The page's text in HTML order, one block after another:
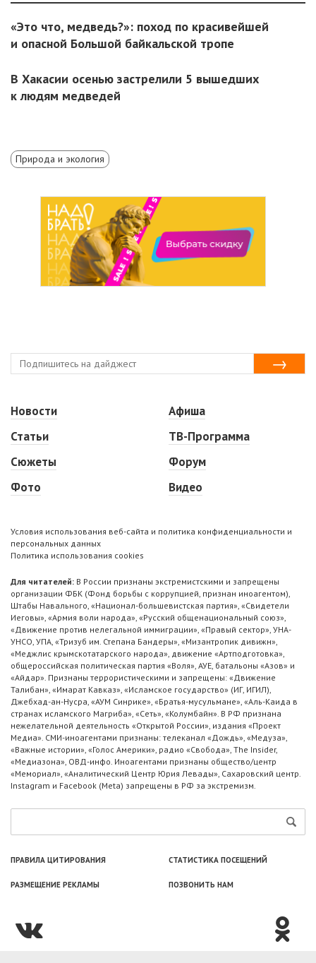
«Это что, медведь?»: поход по красивейшей
и опасной Большой байкальской тропе
В Хакасии осенью застрелили 5 вышедших
к людям медведей
Природа и экология
Новости
Статьи
Сюжеты
Фото
Афиша
ТВ-Программа
Форум
Видео
Условия использования веб-сайта и политика конфиденциальности и
персональных данных
Политика использования cookies
Для читателей: В России признаны экстремистскими и запрещены
организации ФБК (Фонд борьбы с коррупцией, признан иноагентом),
Штабы Навального, «Национал-большевистская партия», «Свидетели
Иеговы», «Армия воли народа», «Русский общенациональный союз»,
«Движение против нелегальной иммиграции», «Правый сектор», УНА-
УНСО, УПА, «Тризуб им. Степана Бандеры», «Мизантропик дивижн»,
«Меджлис крымскотатарского народа», движение «Артподготовка»,
общероссийская политическая партия «Воля», АУЕ, батальоны «Азов» и
«Айдар». Признаны террористическими и запрещены: «Движение
Талибан», «Имарат Кавказ», «Исламское государство» (ИГ, ИГИЛ),
Джебхад-ан-Нусра, «АУМ Синрике», «Братья-мусульмане», «Аль-Каида в
странах исламского Магриба», «Сеть», «Колумбайн». В РФ признана
нежелательной деятельность «Открытой России», издания «Проект
Медиа». СМИ-иноагентами признаны: телеканал «Дождь», «Медуза»,
«Важные истории», «Голос Америки», радио «Свобода», The Insider,
«Медиазона», ОВД-инфо. Иноагентами признаны общество/центр
«Мемориал», «Аналитический Центр Юрия Левады», Сахаровский центр.
Instagram и Facebook (Metа) запрещены в РФ за экстремизм.
ПРАВИЛА ЦИТИРОВАНИЯ СТАТИСТИКА ПОСЕЩЕНИЙ
РАЗМЕЩЕНИЕ РЕКЛАМЫ ПОЗВОНИТЬ НАМ